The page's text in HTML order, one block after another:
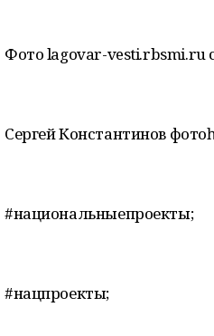
Фото lagovar-vesti.rbsmi.ru
Сергей Константинов
#национальныепроекты;
#нацпроекты;